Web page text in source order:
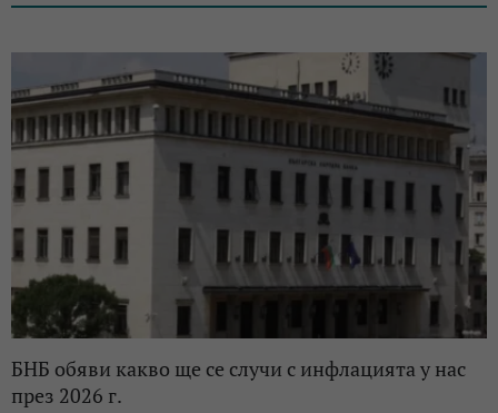
БНБ обяви какво ще се случи с инфлацията у нас
през 2026 г.